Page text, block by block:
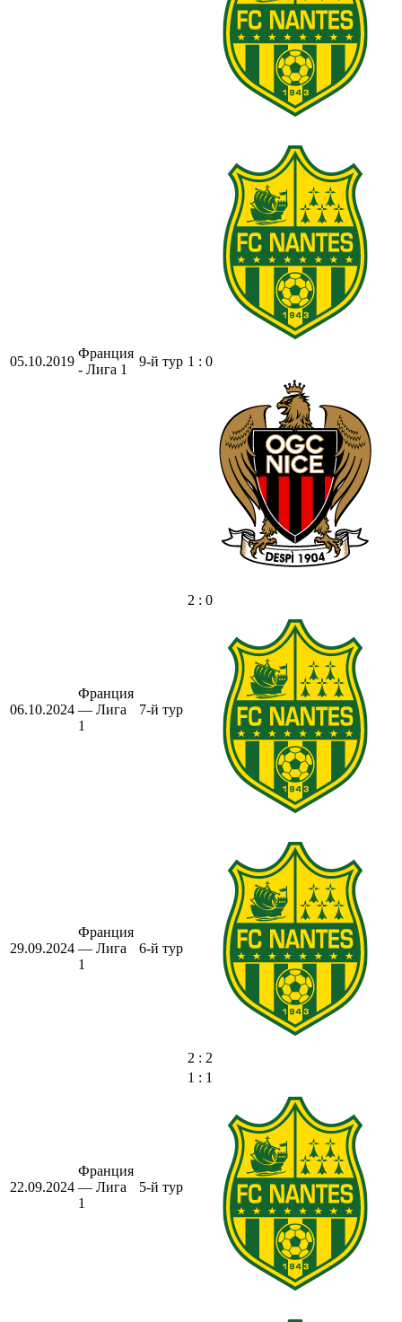
05.10.2019
Франция
- Лига 1
9-й тур 1 : 0
06.10.2024
Франция
— Лига
1
7-й тур
2 : 0
29.09.2024
Франция
— Лига
1
6-й тур
2 : 2
22.09.2024
Франция
— Лига
1
5-й тур
1 : 1